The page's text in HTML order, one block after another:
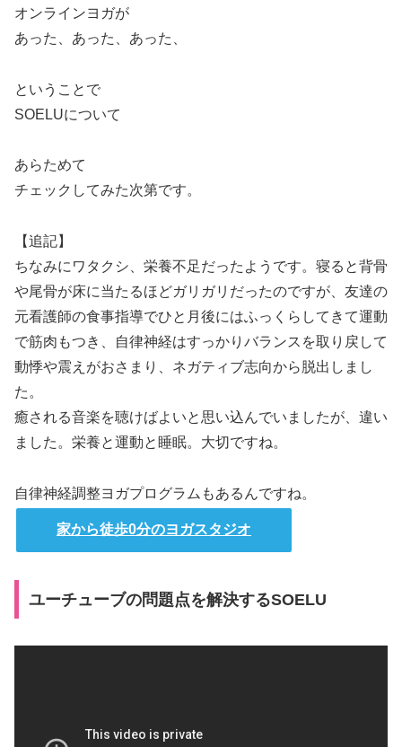
オンラインヨガが
あった、あった、あった、
ということで
SOELUについて
あらためて
チェックしてみた次第です。
【追記】
ちなみにワタクシ、栄養不足だったようです。寝ると背骨
や尾骨が床に当たるほどガリガリだったのですが、友達の
元看護師の食事指導でひと月後にはふっくらしてきて運動
で筋肉もつき、自律神経はすっかりバランスを取り戻して
動悸や震えがおさまり、ネガティブ志向から脱出しまし
た。
癒される音楽を聴けばよいと思い込んでいましたが、違い
ました。栄養と運動と睡眠。大切ですね。
自律神経調整ヨガプログラムもあるんですね。
家から徒歩0分のヨガスタジオ
ユーチューブの問題点を解決するSOELU